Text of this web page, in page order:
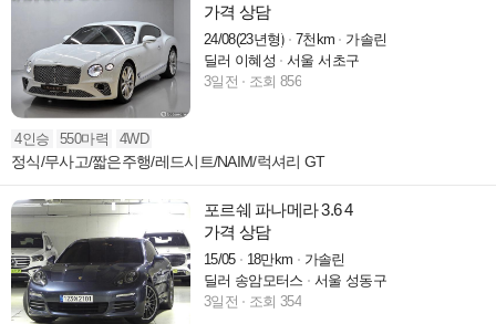
가격 상담
24/08(23년형) 7천km
가솔린
딜러 이혜성
서울 서초구
3일전
조회 856
4인승 550마력 4WD
정식/무사고/짧은주행/레드시트/NAIM/럭셔리 GT
포르쉐 파나메라 3.6 4
가격 상담
15/05 18만km
가솔린
딜러 송암모터스
서울 성동구
3일전
조회 354